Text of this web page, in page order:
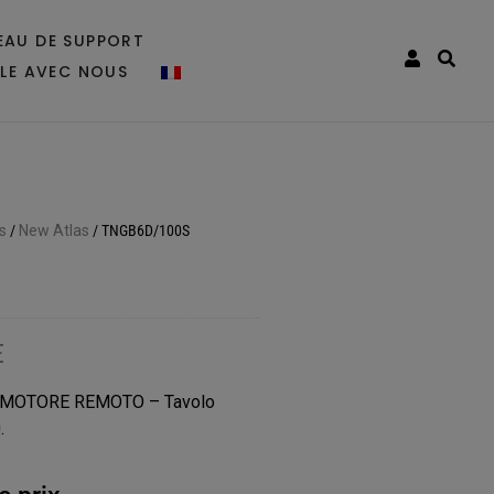
DE SUPPORT
AVEC NOUS
/ New Atlas /TNGB6D/100S
REMOTO – Tavolo